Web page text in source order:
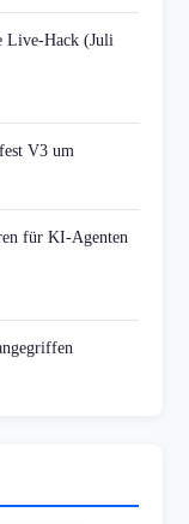
Live-Hack (Juli
V3 um
für KI-Agenten